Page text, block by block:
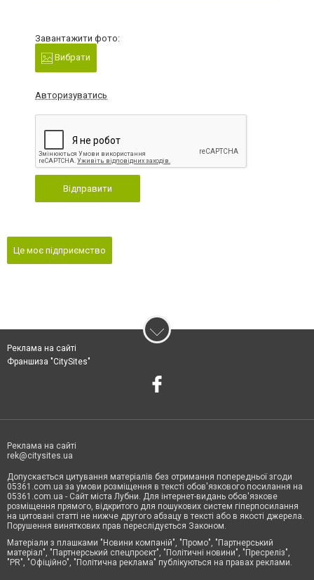
Завантажити фото:
Вибрати
Авторизуватись
Відправити
Це моє підприємство
Реклама на сайті
Франшиза "CitySites"
Реклама на сайті
rek@citysites.ua
Допускається цитування матеріалів без отримання попередньої згоди
05361.com.ua за умови розміщення в тексті обов'язкового посилання на
05361.com.ua - Сайт міста Лубни. Для інтернет-видань обов'язкове
розміщення прямого, відкритого для пошукових систем гіперпосилання
на цитовані статті не нижче другого абзацу в тексті або в якості джерела.
Порушення виняткових прав переслідується Законом.
Матеріали з плашками "Новини компаній", "Промо", "Партнерський
матеріал", "Партнерський спецпроєкт", "Політичні новини", "Пресреліз",
"PR", "Офіційно", "Політична реклама" публікуються на правах реклами.